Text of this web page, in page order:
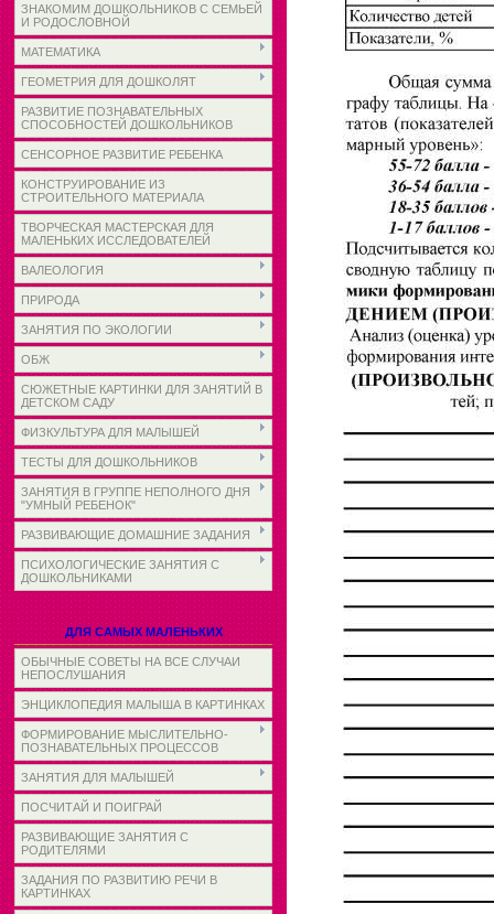
ЗНАКОМИМ ДОШКОЛЬНИКОВ С СЕМЬЕЙ
И РОДОСЛОВНОЙ
МАТЕМАТИКА
ГЕОМЕТРИЯ ДЛЯ ДОШКОЛЯТ
РАЗВИТИЕ ПОЗНАВАТЕЛЬНЫХ
СПОСОБНОСТЕЙ ДОШКОЛЬНИКОВ
СЕНСОРНОЕ РАЗВИТИЕ РЕБЕНКА
КОНСТРУИРОВАНИЕ ИЗ
СТРОИТЕЛЬНОГО МАТЕРИАЛА
ТВОРЧЕСКАЯ МАСТЕРСКАЯ ДЛЯ
МАЛЕНЬКИХ ИССЛЕДОВАТЕЛЕЙ
ВАЛЕОЛОГИЯ
ПРИРОДА
ЗАНЯТИЯ ПО ЭКОЛОГИИ
ОБЖ
СЮЖЕТНЫЕ КАРТИНКИ ДЛЯ ЗАНЯТИЙ В
ДЕТСКОМ САДУ
ФИЗКУЛЬТУРА ДЛЯ МАЛЫШЕЙ
ТЕСТЫ ДЛЯ ДОШКОЛЬНИКОВ
ЗАНЯТИЯ В ГРУППЕ НЕПОЛНОГО ДНЯ
"УМНЫЙ РЕБЕНОК"
РАЗВИВАЮЩИЕ ДОМАШНИЕ ЗАДАНИЯ
ПСИХОЛОГИЧЕСКИЕ ЗАНЯТИЯ С
ДОШКОЛЬНИКАМИ
ДЛЯ САМЫХ МАЛЕНЬКИХ
ОБЫЧНЫЕ СОВЕТЫ НА ВСЕ СЛУЧАИ
НЕПОСЛУШАНИЯ
ЭНЦИКЛОПЕДИЯ МАЛЫША В КАРТИНКАХ
ФОРМИРОВАНИЕ МЫСЛИТЕЛЬНО-
ПОЗНАВАТЕЛЬНЫХ ПРОЦЕССОВ
ЗАНЯТИЯ ДЛЯ МАЛЫШЕЙ
ПОСЧИТАЙ И ПОИГРАЙ
РАЗВИВАЮЩИЕ ЗАНЯТИЯ С
РОДИТЕЛЯМИ
ЗАДАНИЯ ПО РАЗВИТИЮ РЕЧИ В
КАРТИНКАХ